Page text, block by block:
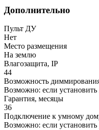
Дополнительно
Пульт ДУ
Нет
Место размещения
На землю
Влагозащита, IP
44
Возможность
Возможно: если
Гарантия, месяцы
36
Подключение к умному
Возможно: если